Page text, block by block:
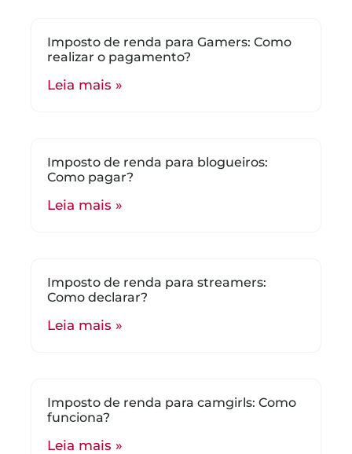
Imposto de renda para Gamers: Como
realizar o pagamento?
Leia mais »
Imposto de renda para blogueiros:
Como pagar?
Leia mais »
Imposto de renda para streamers:
Como declarar?
Leia mais »
Imposto de renda para camgirls: Como
funciona?
Leia mais »